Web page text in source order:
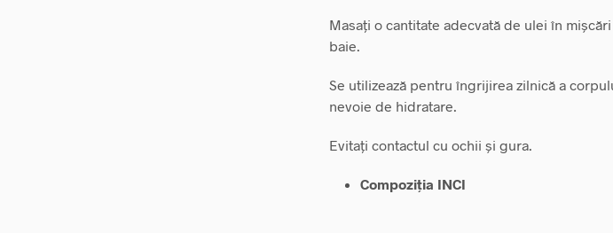
Masați o cantitate adecvată de ulei în
baie.
Se utilizează pentru îngrijirea zilnică a
nevoie de hidratare.
Evitați contactul cu ochii și gura.
Compoziția INCI